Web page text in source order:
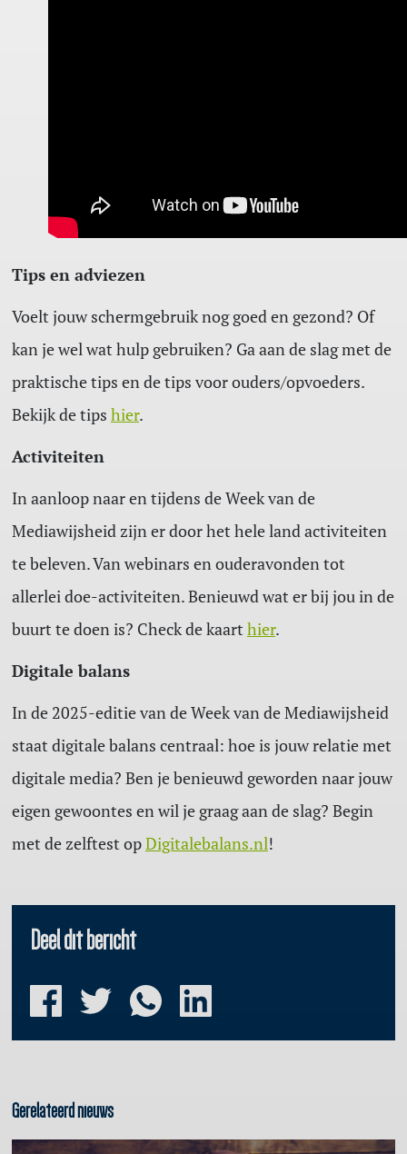
Tips en adviezen
Voelt jouw schermgebruik nog goed en gezond? Of
kan je wel wat hulp gebruiken? Ga aan de slag met de
praktische tips en de tips voor ouders/opvoeders.
Bekijk de tips hier.
Activiteiten
In aanloop naar en tijdens de Week van de
Mediawijsheid zijn er door het hele land activiteiten
te beleven. Van webinars en ouderavonden tot
allerlei doe-activiteiten. Benieuwd wat er bij jou in de
buurt te doen is? Check de kaart hier.
Digitale balans
In de 2025-editie van de Week van de Mediawijsheid
staat digitale balans centraal: hoe is jouw relatie met
digitale media? Ben je benieuwd geworden naar jouw
eigen gewoontes en wil je graag aan de slag? Begin
met de zelftest opDigitalebalans.nl!
Deel dit bericht
Gerelateerd nieuws